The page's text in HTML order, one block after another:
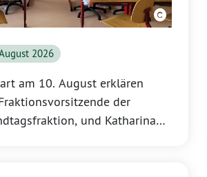
2026
am 10. August erklären
der
und Katharina